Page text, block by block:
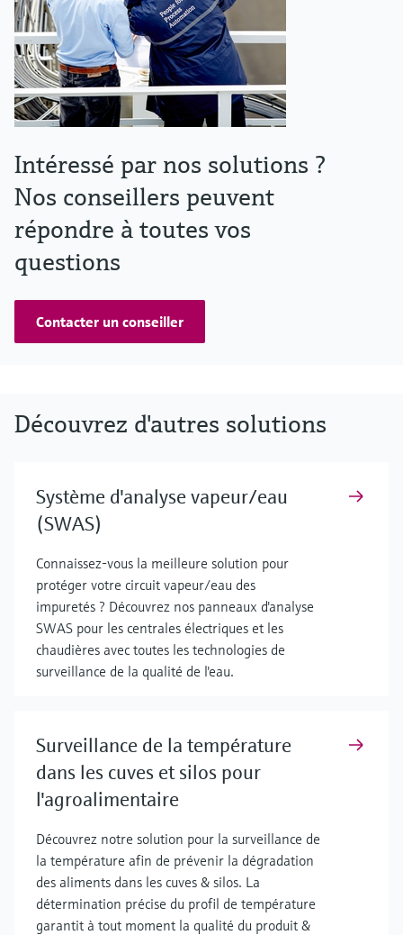
Intéressé par nos solutions ?
Nos conseillers peuvent
répondre à toutes vos
questions
Contacter un conseiller
Découvrez d'autres solutions
Système d'analyse vapeur/eau
(SWAS)
Connaissez-vous la meilleure solution pour
protéger votre circuit vapeur/eau des
impuretés ? Découvrez nos panneaux d'analyse
SWAS pour les centrales électriques et les
chaudières avec toutes les technologies de
surveillance de la qualité de l'eau.
Surveillance de la température
dans les cuves et silos pour
l'agroalimentaire
Découvrez notre solution pour la surveillance de
la température afin de prévenir la dégradation
des aliments dans les cuves & silos. La
détermination précise du profil de température
garantit à tout moment la qualité du produit &